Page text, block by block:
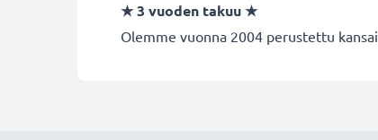
★3 vuoden takuu★
Olemme vuonna 2004 perustettu